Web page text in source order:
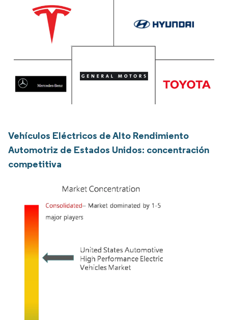
Vehículos Eléctricos de Alto Rendimiento
Automotriz de Estados Unidos: concentración
competitiva